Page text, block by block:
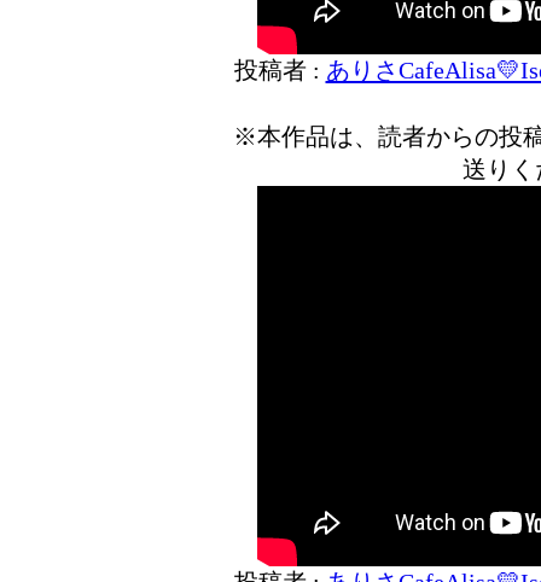
投稿者 : ありさ
※本作品は、読者からの投
送り